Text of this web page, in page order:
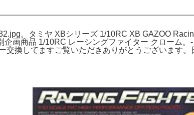
。タミヤ XBシリーズ 1/10RC XB GAZOO
画商品 1/10RC レーシングファイター クローム。
換してますご覧いただきありがとうございます